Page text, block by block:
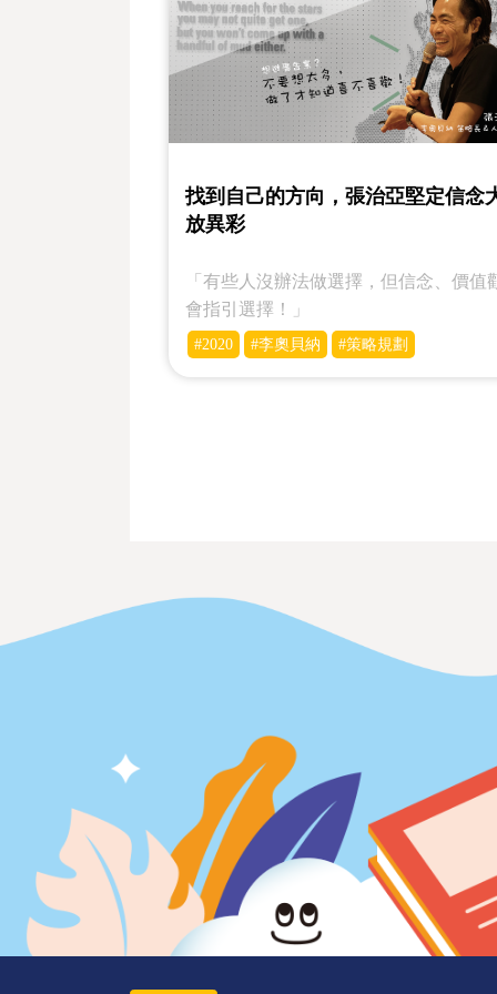
找到自己的方向，張治亞堅定信念
放異彩
「有些人沒辦法做選擇，但信念、價值
會指引選擇！」
#2020 #李奧貝納 #策略規劃